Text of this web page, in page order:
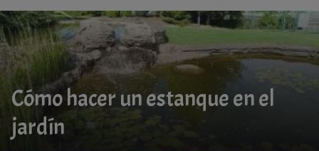
Cómo hacer un estanque en el
jardín